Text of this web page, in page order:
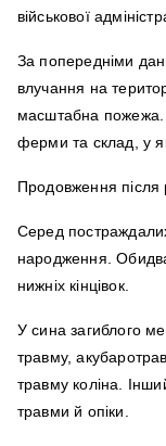
військової
За попередніми
влучання на
масштабна пожежа.
ферми та склад, у
Продовження після
Серед
народження. Обидва
нижніх кінцівок.
У сина загиблого
травму,
травму коліна.
травми й опіки.